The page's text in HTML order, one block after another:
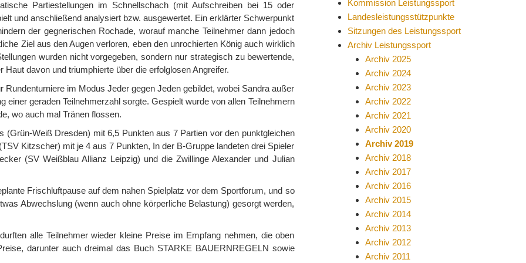
Partiestellungen im Schnellschach (mit Aufschreiben bei 15 oder
und anschließend analysiert bzw. ausgewertet. Ein erklärter Schwerpunkt
der gegnerischen Rochade, worauf manche Teilnehmer dann jedoch
Ziel aus den Augen verloren, eben den unrochierten König auch wirklich
wurden nicht vorgegeben, sondern nur strategisch zu bewertende,
davon und triumphierte über die erfolglosen Angreifer.
im Modus Jeder gegen Jeden gebildet, wobei Sandra außer
geraden Teilnehmerzahl sorgte. Gespielt wurde von allen Teilnehmern
wo auch mal Tränen flossen.
(Grün-Weiß Dresden) mit 6,5 Punkten aus 7 Partien vor den punktgleichen
Kitzscher) mit je 4 aus 7 Punkten, In der B-Gruppe landeten drei Spieler
(SV Weißblau Allianz Leipzig) und die Zwillinge Alexander und Julian
Frischluftpause auf dem nahen Spielplatz vor dem Sportforum, und so
Abwechslung (wenn auch ohne körperliche Belastung) gesorgt werden,
alle Teilnehmer wieder kleine Preise im Empfang nehmen, die oben
darunter auch dreimal das Buch STARKE BAUERNREGELN sowie
Kommission Leistungssport
Landesleistungsstützpunkte
Sitzungen des Leistungssport
Archiv Leistungssport
Archiv 2025
Archiv 2024
Archiv 2023
Archiv 2022
Archiv 2021
Archiv 2020
Archiv 2019
Archiv 2018
Archiv 2017
Archiv 2016
Archiv 2015
Archiv 2014
Archiv 2013
Archiv 2012
Archiv 2011